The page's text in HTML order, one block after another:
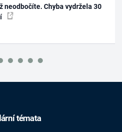
neodbočíte. Chyba vydržela 30
témata